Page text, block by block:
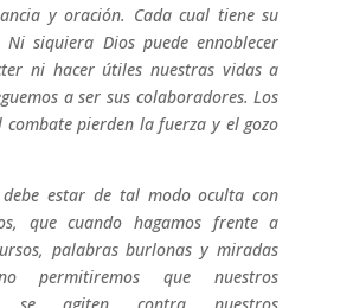
y oración. Cada cual tiene su
Ni siquiera Dios puede ennoblecer
ni hacer útiles nuestras vidas a
a ser sus colaboradores. Los
combate pierden la fuerza y el gozo
estar de tal modo oculta con
que cuando hagamos frente a
palabras burlonas y miradas
permitiremos que nuestros